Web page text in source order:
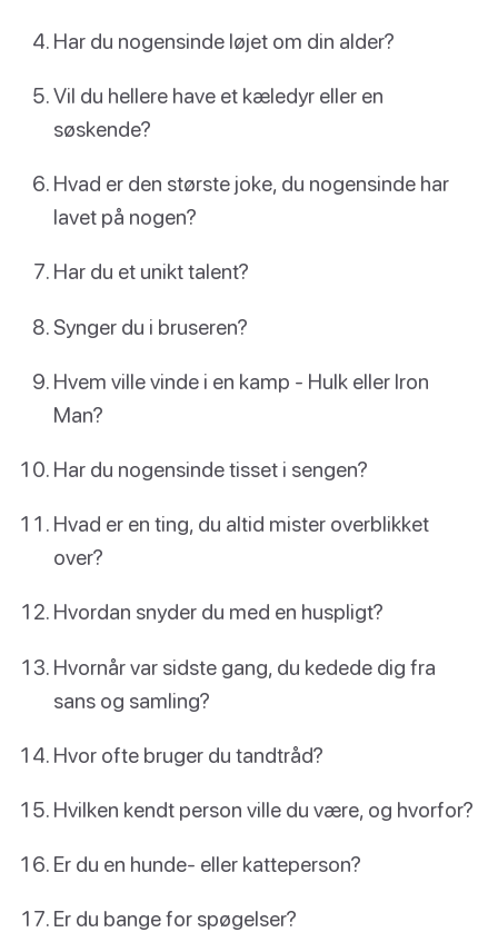
Har du nogensinde løjet om din alder?
Vil du hellere have et kæledyr eller en
søskende?
Hvad er den største joke, du nogensinde har
lavet på nogen?
Har du et unikt talent?
Synger du i bruseren?
Hvem ville vinde i en kamp - Hulk eller Iron
Man?
Har du nogensinde tisset i sengen?
Hvad er en ting, du altid mister overblikket
over?
Hvordan snyder du med en huspligt?
Hvornår var sidste gang, du kedede dig fra
sans og samling?
Hvor ofte bruger du tandtråd?
Hvilken kendt person ville du være, og hvorfor?
Er du en hunde- eller katteperson?
Er du bange for spøgelser?